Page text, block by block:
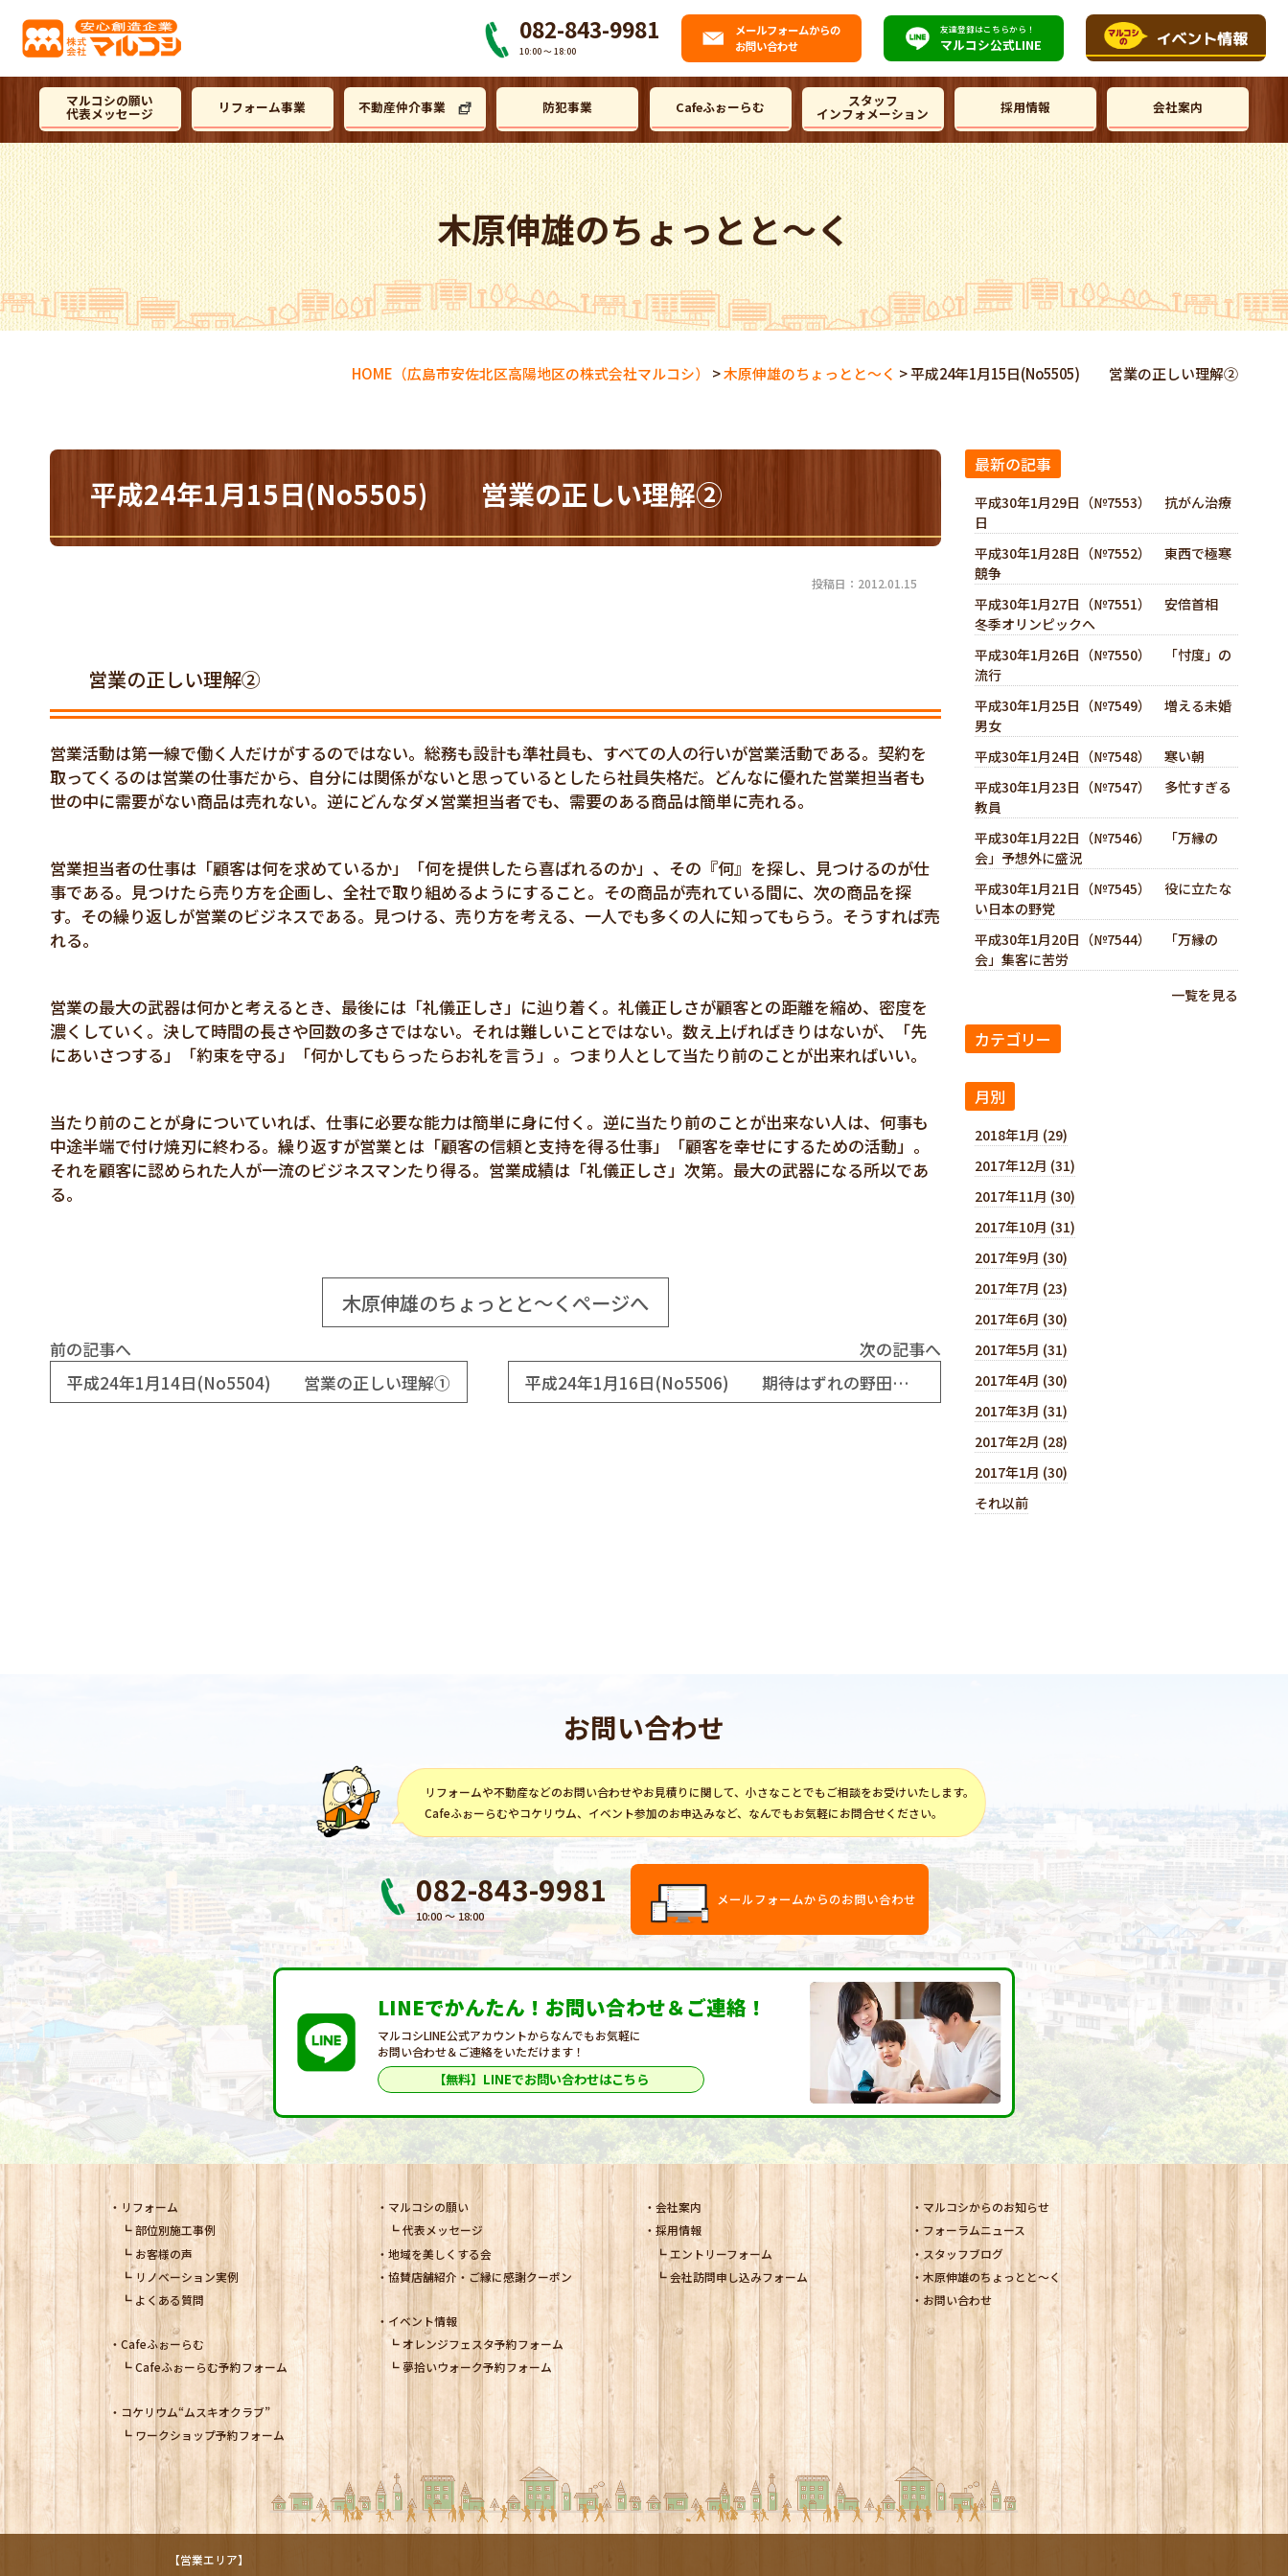
082-843-9981
10:00 〜 18:00
メールフォームからの
お問い合わせ
友達登録はこちらから！
マルコシ公式LINE
マルコシの願い
代表メッセージ リフォーム事業 不動産仲介事業 防犯事業 Cafeふぉーらむ スタッフ
インフォメーション 採用情報 会社案内
木原伸雄のちょっとと～く
HOME （広島市安佐北区高陽地区の株式会社マルコシ） >木原伸雄のちょっとと～く >平成24年1月15日(No5505) 営業の正しい理解②
平成24年1月15日(No5505) 営業の正しい理解②
投稿日：2012.01.15
営業の正しい理解②
営業活動は第一線で働く人だけがするのではない。総務も設計も準社員も、すべての人の行いが営業活動である。契約を
取ってくるのは営業の仕事だから、自分には関係がないと思っているとしたら社員失格だ。どんなに優れた営業担当者も
世の中に需要がない商品は売れない。逆にどんなダメ営業担当者でも、需要のある商品は簡単に売れる。
営業担当者の仕事は「顧客は何を求めているか」「何を提供したら喜ばれるのか」、その『何』を探し、見つけるのが仕
事である。見つけたら売り方を企画し、全社で取り組めるようにすること。その商品が売れている間に、次の商品を探
す。その繰り返しが営業のビジネスである。見つける、売り方を考える、一人でも多くの人に知ってもらう。そうすれば売
れる。
営業の最大の武器は何かと考えるとき、最後には「礼儀正しさ」に辿り着く。礼儀正しさが顧客との距離を縮め、密度を
濃くしていく。決して時間の長さや回数の多さではない。それは難しいことではない。数え上げればきりはないが、「先
にあいさつする」「約束を守る」「何かしてもらったらお礼を言う」。つまり人として当たり前のことが出来ればいい。
当たり前のことが身についていれば、仕事に必要な能力は簡単に身に付く。逆に当たり前のことが出来ない人は、何事も
中途半端で付け焼刃に終わる。繰り返すが営業とは「顧客の信頼と支持を得る仕事」「顧客を幸せにするための活動」。
それを顧客に認められた人が一流のビジネスマンたり得る。営業成績は「礼儀正しさ」次第。最大の武器になる所以であ
る。
木原伸雄のちょっとと～くページへ
前の記事へ
平成24年1月14日(No5504) 営業の正しい理解①
次の記事へ
平成24年1月16日(No5506) 期待はずれの野田改造内閣
最新の記事
平成30年1月29日（№7553） 抗がん治療
日
平成30年1月28日（№7552） 東西で極寒
競争
平成30年1月27日（№7551） 安倍首相
冬季オリンピックへ
平成30年1月26日（№7550） 「忖度」の
流行
平成30年1月25日（№7549） 増える未婚
男女
平成30年1月24日（№7548） 寒い朝
平成30年1月23日（№7547） 多忙すぎる
教員
平成30年1月22日（№7546） 「万縁の
会」予想外に盛況
平成30年1月21日（№7545） 役に立たな
い日本の野党
平成30年1月20日（№7544） 「万縁の
会」集客に苦労
一覧を見る
カテゴリー
月別
2018年1月 (29)
2017年12月 (31)
2017年11月 (30)
2017年10月 (31)
2017年9月 (30)
2017年7月 (23)
2017年6月 (30)
2017年5月 (31)
2017年4月 (30)
2017年3月 (31)
2017年2月 (28)
2017年1月 (30)
それ以前
お問い合わせ
リフォームや不動産などのお問い合わせやお見積りに関して、小さなことでもご相談をお受けいたします。
Cafeふぉーらむやコケリウム、イベント参加のお申込みなど、なんでもお気軽にお問合せください。
082-843-9981
10:00 〜 18:00
メールフォームからのお問い合わせ
LINEでかんたん！ お問い合わせ＆ご連絡！
マルコシLINE公式アカウントからなんでもお気軽に
お問い合わせ＆ご連絡をいただけます！
【無料】LINEでお問い合わせはこちら
リフォーム
部位別施工事例
お客様の声
リノベーション実例
よくある質問
Cafeふぉーらむ
Cafeふぉーらむ予約フォーム
コケリウム“ムスキオクラブ”
ワークショップ予約フォーム
マルコシの願い
代表メッセージ
地域を美しくする会
協賛店舗紹介・ご縁に感謝クーポン
イベント情報
オレンジフェスタ予約フォーム
夢拾いウォーク予約フォーム
会社案内
採用情報
エントリーフォーム
会社訪問申し込みフォーム
マルコシからのお知らせ
フォーラムニュース
スタッフブログ
木原伸雄のちょっとと～く
お問い合わせ
【営業エリア】